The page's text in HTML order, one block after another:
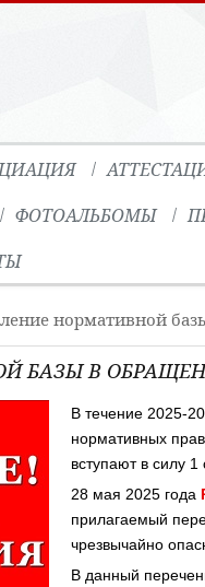
ФОТОАЛЬБОМЫ
нормативной
БАЗЫ В
В течение 2025-
нормативных
вступают в силу 1
28 мая 2025 года
прилагаемый
чрезвычайно
В данный